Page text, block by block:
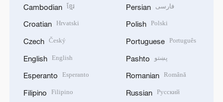
Cambodian ខ្មែរ
Croatian Hrvatski
Czech Český
English English
Esperanto Esperanto
Filipino Filipino
Persian فارسی
Polish Polski
Portuguese Português
Pashto پښتو
Romanian Română
Russian Русский